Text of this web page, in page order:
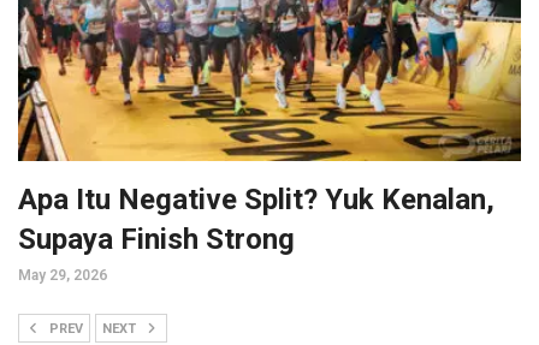
Apa Itu Negative Split? Yuk Kenalan,
Supaya Finish Strong
May 29, 2026
PREV NEXT